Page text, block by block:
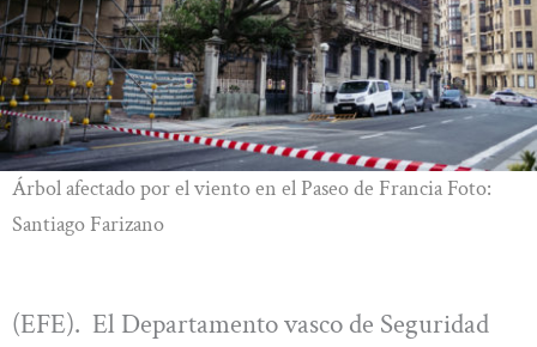
Árbol afectado por el viento en el Paseo de Francia Foto:
Santiago Farizano
(EFE). El Departamento vasco de Seguridad